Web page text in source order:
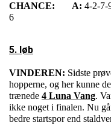
CHANCE: A: 4-2-7-
6
5. løb
VINDEREN: Sidste
hopperne, og her kunne
trænede 4 Luna Vang.
ikke noget i finalen. Nu
bedre startspor end